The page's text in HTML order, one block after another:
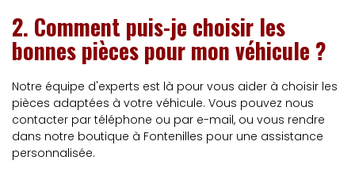
2. Comment puis-je choisir les
bonnes pièces pour mon véhicule ?
Notre équipe d'experts est là pour vous aider à choisir les
pièces adaptées à votre véhicule. Vous pouvez nous
contacter par téléphone ou par e-mail, ou vous rendre
dans notre boutique à Fontenilles pour une assistance
personnalisée.